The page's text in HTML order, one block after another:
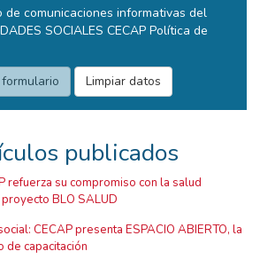
de comunicaciones informativas del
SOCIALES CECAP Política de
publicados
refuerza su compromiso con la salud
BLO SALUD
CECAP presenta ESPACIO ABIERTO, la
de capacitación